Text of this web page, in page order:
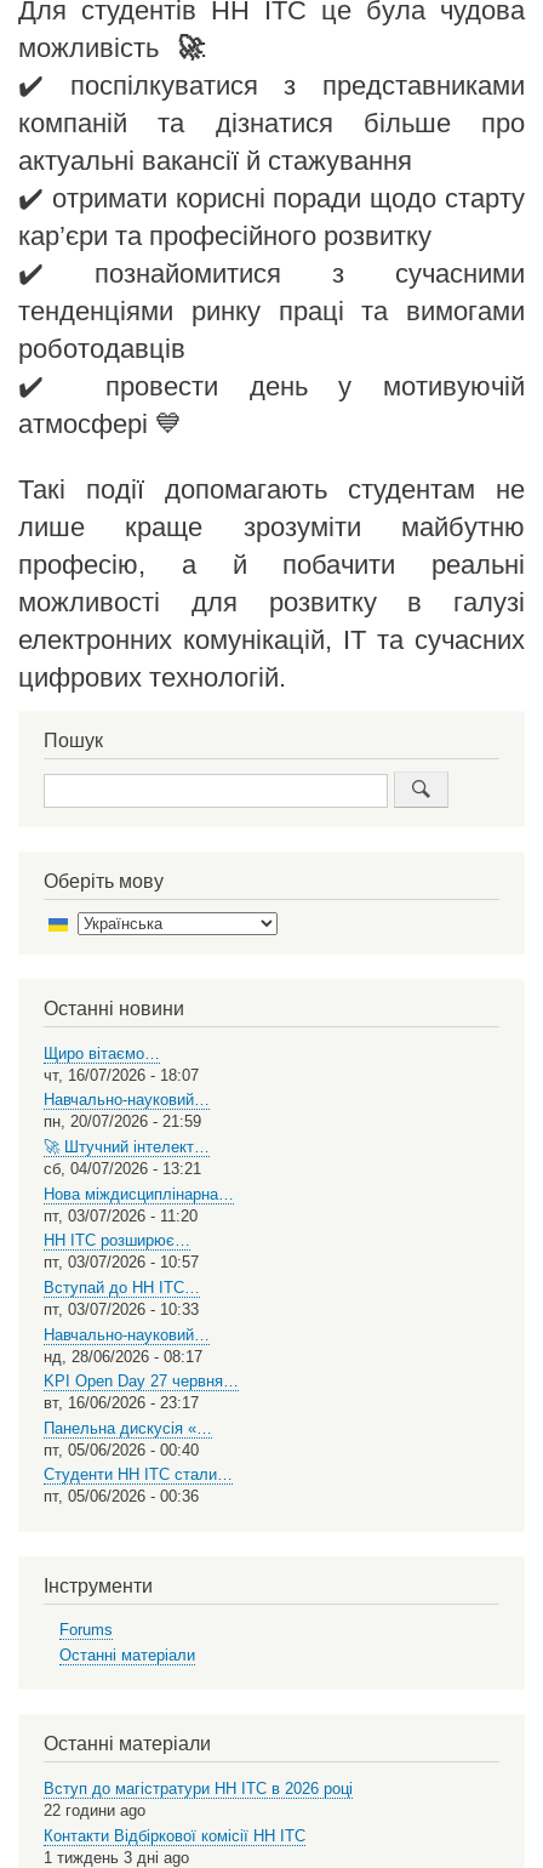
Для студентів НН ІТС це була чудова
можливість
🚀:
✔️ поспілкуватися з представниками
компаній та дізнатися більше про
актуальні вакансії й стажування
✔️ отримати корисні поради щодо старту
кар’єри та професійного розвитку
✔️ познайомитися з сучасними
тенденціями ринку праці та вимогами
роботодавців
✔️ провести день у мотивуючій
атмосфері 💙
Такі події допомагають студентам не
лише краще зрозуміти майбутню
професію, а й побачити реальні
можливості для розвитку в галузі
електронних комунікацій, ІТ та сучасних
цифрових технологій.
Пошук
Пошук
Оберіть мову
Останні новини
Щиро вітаємо…
чт, 16/07/2026 - 18:07
Навчально-науковий…
пн, 20/07/2026 - 21:59
🚀 Штучний інтелект…
сб, 04/07/2026 - 13:21
Нова міждисциплінарна…
пт, 03/07/2026 - 11:20
НН ІТС розширює…
пт, 03/07/2026 - 10:57
Вступай до НН ІТС…
пт, 03/07/2026 - 10:33
Навчально-науковий…
нд, 28/06/2026 - 08:17
KPI Open Day 27 червня…
вт, 16/06/2026 - 23:17
Панельна дискусія «…
пт, 05/06/2026 - 00:40
Студенти НН ІТС стали…
пт, 05/06/2026 - 00:36
Інструменти
Forums
Останні матеріали
Останні матеріали
Вступ до магістратури НН ІТС в 2026 році
22 години ago
Контакти Відбіркової комісії НН ІТС
1 тиждень 3 дні ago